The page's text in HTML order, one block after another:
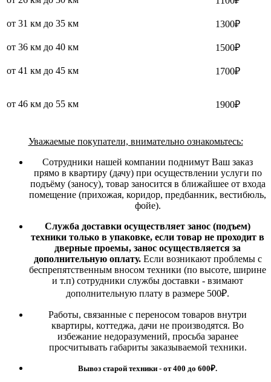
от 31 км до 35 км 1300₽
от 36 км до 40 км 1500₽
от 41 км до 45 км 1700₽
от 46 км до 55 км 1900₽
Уважаемые покупатели, внимательно ознакомьтесь:
Сотрудники нашей компании поднимут Ваш заказ
прямо в квартиру (дачу) при осуществлении услуги по
подъёму (заносу), товар заносится в ближайшее от входа
помещение (прихожая, коридор, предбанник, вестибюль,
фойе).
Служба доставки осуществляет занос (подъем)
техники только в упаковке, если товар не проходит в
дверные проемы, занос осуществляется за
дополнительную оплату. Если возникают проблемы с
беспрепятственным вносом техники (по высоте, ширине
и т.п) сотрудники службы доставки - взимают
дополнительную плату в размере 500₽.
Работы, связанные с переносом товаров внутри
квартиры, коттеджа, дачи не производятся. Во
избежание недоразумений, просьба заранее
просчитывать габариты заказываемой техники.
Вывоз старой техники - от 400 до 600₽.